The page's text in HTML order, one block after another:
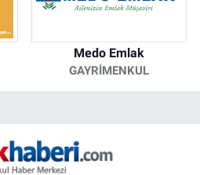
Medo Emlak
GAYRIMENKUL